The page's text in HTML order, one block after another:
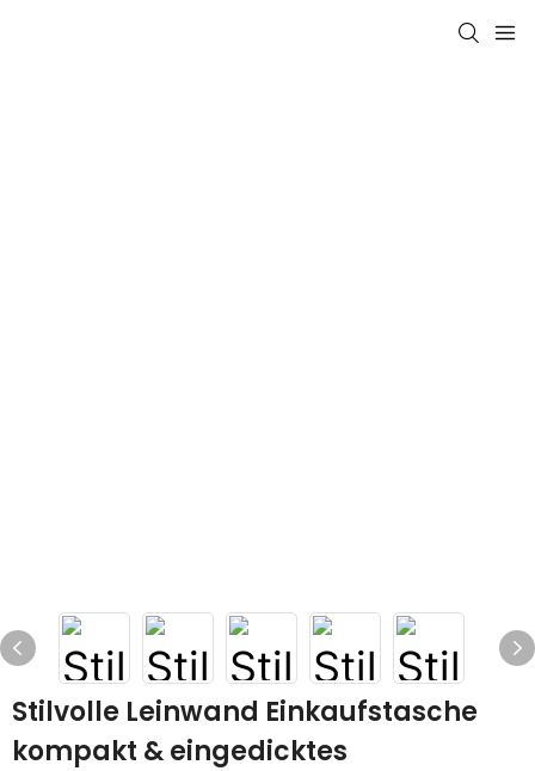
Stilvolle Leinwand Einkaufstasche
kompakt & eingedicktes